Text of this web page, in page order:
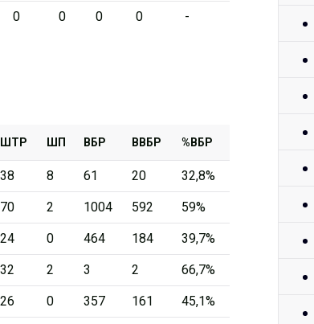
0 0 0 0 -
ШТР ШП ВБР ВВБР %ВБР
38 8 61 20 32,8%
70 2 1004 592 59%
24 0 464 184 39,7%
32 2 3 2 66,7%
26 0 357 161 45,1%